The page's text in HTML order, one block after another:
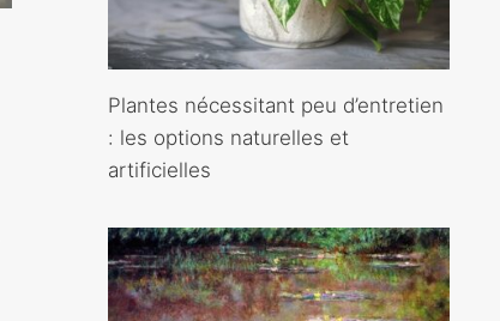
Plantes nécessitant peu d’entretien
: les options naturelles et
artificielles